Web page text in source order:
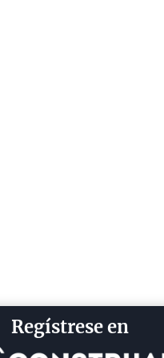
Regístrese en